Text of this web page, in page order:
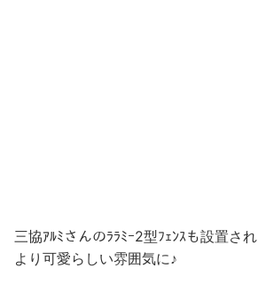
三協ｱﾙﾐさんのﾗﾗﾐｰ2型ﾌｪﾝｽも設置され
より可愛らしい雰囲気に♪